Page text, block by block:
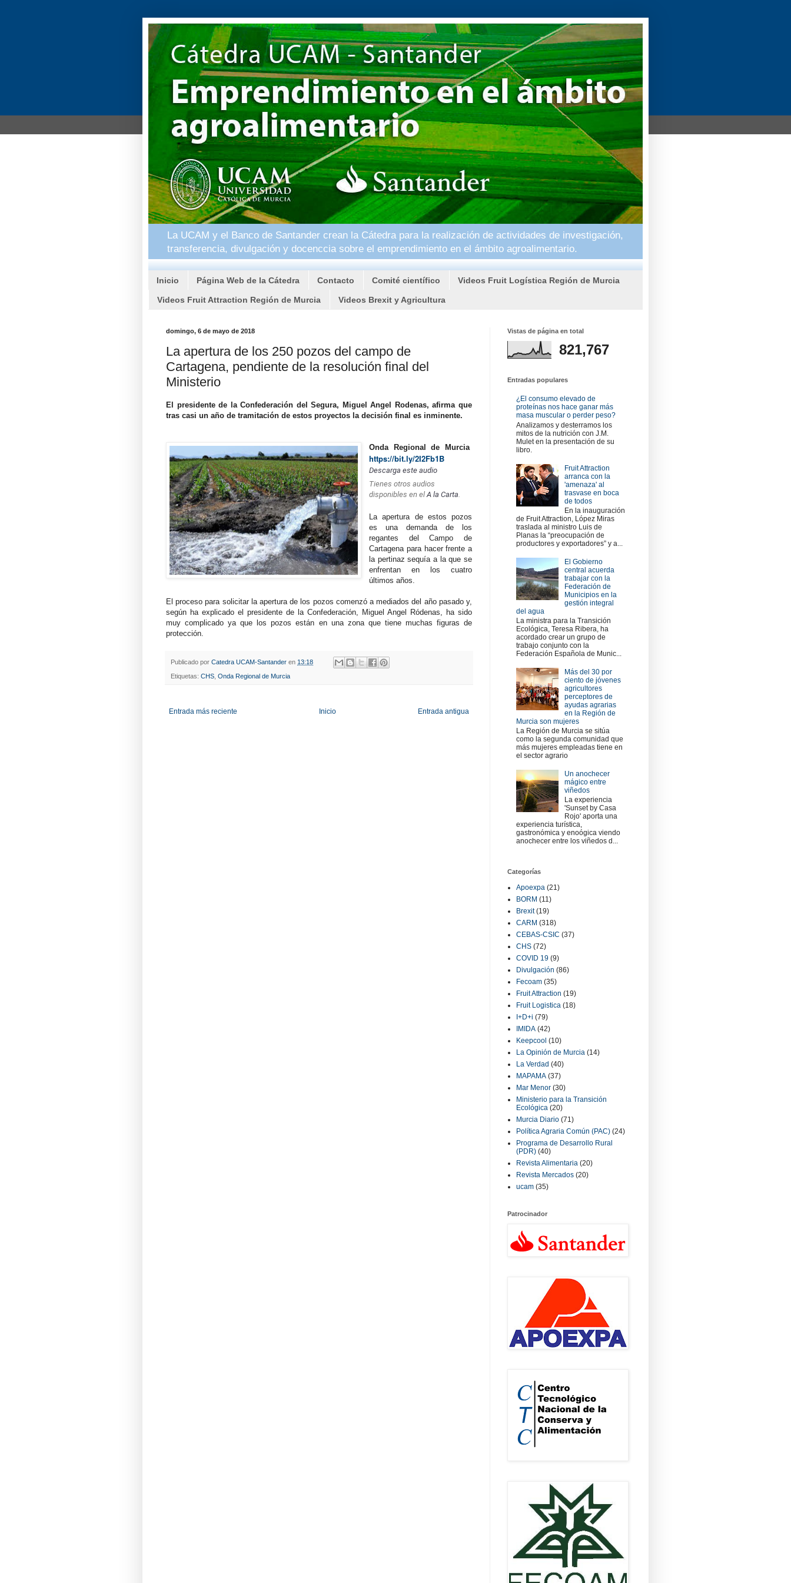
La UCAM y el Banco de Santander crean la Cátedra para la realización de actividades de investigación,
transferencia, divulgación y docenccia sobre el emprendimiento en el ámbito agroalimentario.
Inicio Página Web de la Cátedra Contacto Comité científico Videos Fruit Logística Región de Murcia
Videos Fruit Attraction Región de Murcia Videos Brexit y Agricultura
domingo, 6 de mayo de 2018
La apertura de los 250 pozos del campo de
Cartagena, pendiente de la resolución final del
Ministerio
El presidente de la Confederación del Segura, Miguel Angel Rodenas, afirma que
tras casi un año de tramitación de estos proyectos la decisión final es inminente.
Onda Regional de Murcia
https://bit.ly/2I2Fb1B
Descarga este audio
Tienes otros audios
disponibles en elA la Carta
La apertura de estos pozos
es una demanda de los
regantes del Campo de
Cartagena para hacer frente a
la pertinaz sequía a la que se
enfrentan en los cuatro
últimos años.
El proceso para solicitar la apertura de los pozos comenzó a mediados del año pasado y,
según ha explicado el presidente de la Confederación, Miguel Angel Ródenas, ha sido
muy complicado ya que los pozos están en una zona que tiene muchas figuras de
protección.
Publicado por Catedra UCAM-Santander en 13:18
Etiquetas: CHS Onda Regional de Murcia
Entrada más reciente Entrada antigua
Inicio
Vistas de página en total
821,767
Entradas populares
¿El consumo elevado de
proteínas nos hace ganar más
masa muscular o perder peso?
Analizamos y desterramos los
mitos de la nutrición con J.M.
Mulet en la presentación de su
libro.
Fruit Attraction
arranca con la
'amenaza' al
trasvase en boca
de todos
En la inauguración
de Fruit Attraction, López Miras
traslada al ministro Luis de
Planas la “preocupación de
productores y exportadores” y a...
El Gobierno
central acuerda
trabajar con la
Federación de
Municipios en la
gestión integral
del agua
La ministra para la Transición
Ecológica, Teresa Ribera, ha
acordado crear un grupo de
trabajo conjunto con la
Federación Española de Munic...
Más del 30 por
ciento de jóvenes
agricultores
perceptores de
ayudas agrarias
en la Región de
Murcia son mujeres
La Región de Murcia se sitúa
como la segunda comunidad que
más mujeres empleadas tiene en
el sector agrario
Un anochecer
mágico entre
viñedos
La experiencia
'Sunset by Casa
Rojo' aporta una
experiencia turística,
gastronómica y enoógica viendo
anochecer entre los viñedos d...
Categorías
Apoexpa (21)
BORM (11)
Brexit (19)
CARM (318)
CEBAS-CSIC (37)
CHS (72)
COVID 19 (9)
Divulgación (86)
Fecoam (35)
Fruit Attraction (19)
Fruit Logistica (18)
I+D+i (79)
IMIDA (42)
Keepcool (10)
La Opinión de Murcia (14)
La Verdad (40)
MAPAMA (37)
Mar Menor (30)
Ministerio para la Transición
Ecológica (20)
Murcia Diario (71)
Política Agraria Común (PAC) (24)
Programa de Desarrollo Rural
(PDR) (40)
Revista Alimentaria (20)
Revista Mercados (20)
ucam (35)
Patrocinador